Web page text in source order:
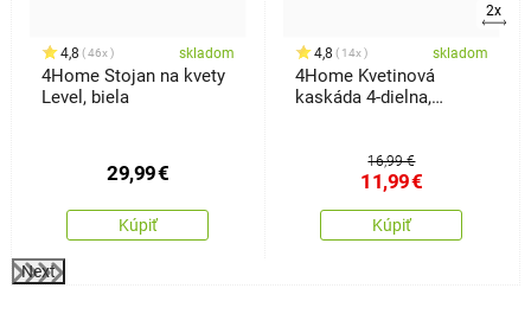
4,8 46x skladom
4Home Stojan na kvety
Level, biela
29,99€
Kúpiť
2x
4,8 14x skladom
4Home Kvetinová
kaskáda 4-dielna,
16,99 €
11,99€
Kúpiť
Next